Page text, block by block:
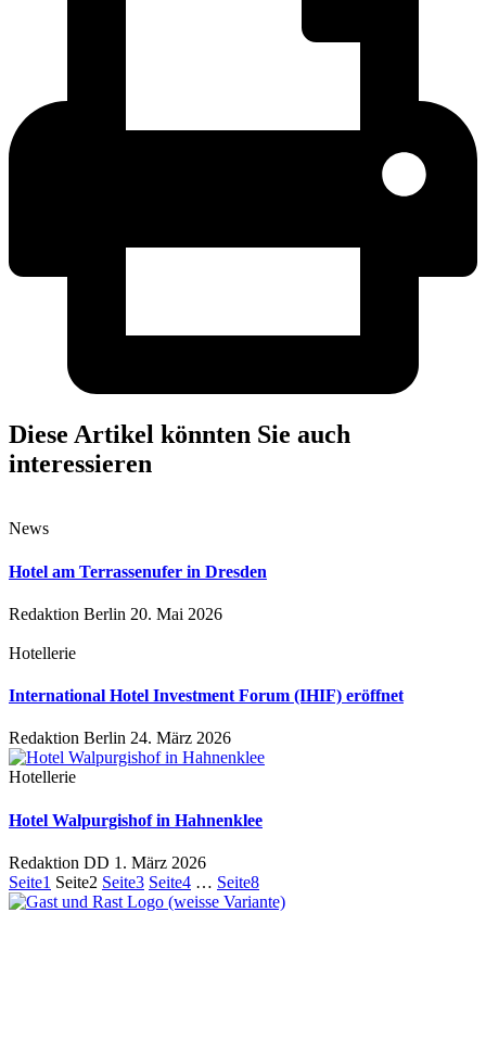
Diese Artikel könnten Sie auch
interessieren
News
Hotel am Terrassenufer in Dresden
Redaktion Berlin 20. Mai 2026
Hotellerie
International Hotel Investment Forum (IHIF) eröffnet
Redaktion Berlin 24. März 2026
Hotellerie
Hotel Walpurgishof in Hahnenklee
Redaktion DD 1. März 2026
Seite1 Seite2 Seite3 Seite4 … Seite8